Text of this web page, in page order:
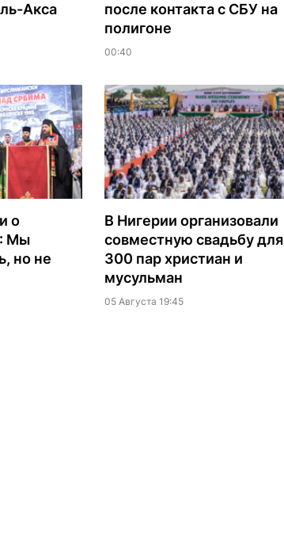
Акса
после контакта с СБУ на
полигоне
00:40
о
Мы
но не
В Нигерии организовали
совместную свадьбу для
300 пар христиан и
мусульман
05 Августа 19:45